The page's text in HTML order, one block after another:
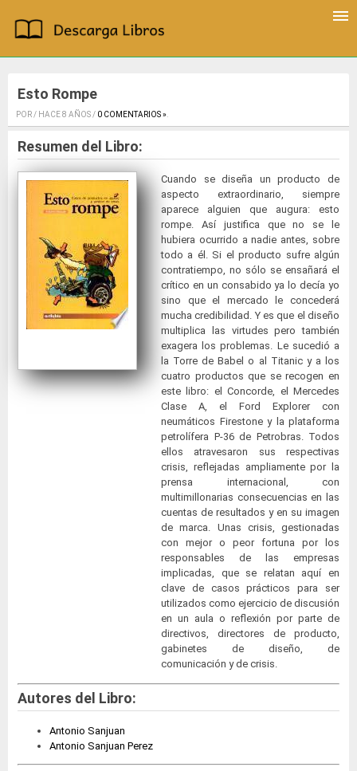
Esto Rompe
POR / HACE 8 AÑOS / 0 COMENTARIOS ».
Resumen del Libro:
Cuando se diseña un producto de
aspecto extraordinario, siempre
aparece alguien que augura: esto
rompe. Así justifica que no se le
hubiera ocurrido a nadie antes, sobre
todo a él. Si el producto sufre algún
contratiempo, no sólo se ensañará el
crítico en un consabido ya lo decía yo
sino que el mercado le concederá
mucha credibilidad. Y es que el diseño
multiplica las virtudes pero también
exagera los problemas. Le sucedió a
la Torre de Babel o al Titanic y a los
cuatro productos que se recogen en
este libro: el Concorde, el Mercedes
Clase A, el Ford Explorer con
neumáticos Firestone y la plataforma
petrolífera P-36 de Petrobras. Todos
ellos atravesaron sus respectivas
crisis, reflejadas ampliamente por la
prensa internacional, con
multimillonarias consecuencias en las
cuentas de resultados y en su imagen
de marca. Unas crisis, gestionadas
con mejor o peor fortuna por los
responsables de las empresas
implicadas, que se relatan aquí en
clave de casos prácticos para ser
utilizados como ejercicio de discusión
en un aula o reflexión por parte de
directivos, directores de producto,
gabinetes de diseño, de
comunicación y de crisis.
Autores del Libro:
Antonio Sanjuan
Antonio Sanjuan Perez